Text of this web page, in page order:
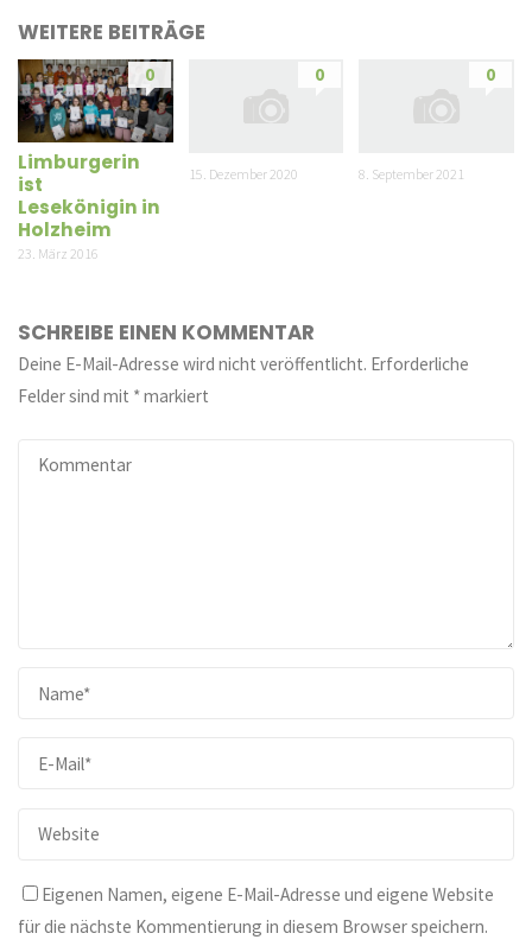
WEITERE BEITRÄGE
0
Limburgerin
ist
Lesekönigin in
Holzheim
23. März 2016
0
15. Dezember 2020
0
8. September 2021
SCHREIBE EINEN KOMMENTAR
Deine E-Mail-Adresse wird nicht veröffentlicht. Erforderliche
Felder sind mit *markiert
Eigenen Namen, eigene E-Mail-Adresse und eigene Website
für die nächste Kommentierung in diesem Browser speichern.